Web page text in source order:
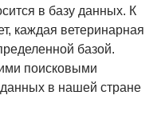
в базу данных. К
каждая ветеринарная
базой.
поисковыми
в нашей стране